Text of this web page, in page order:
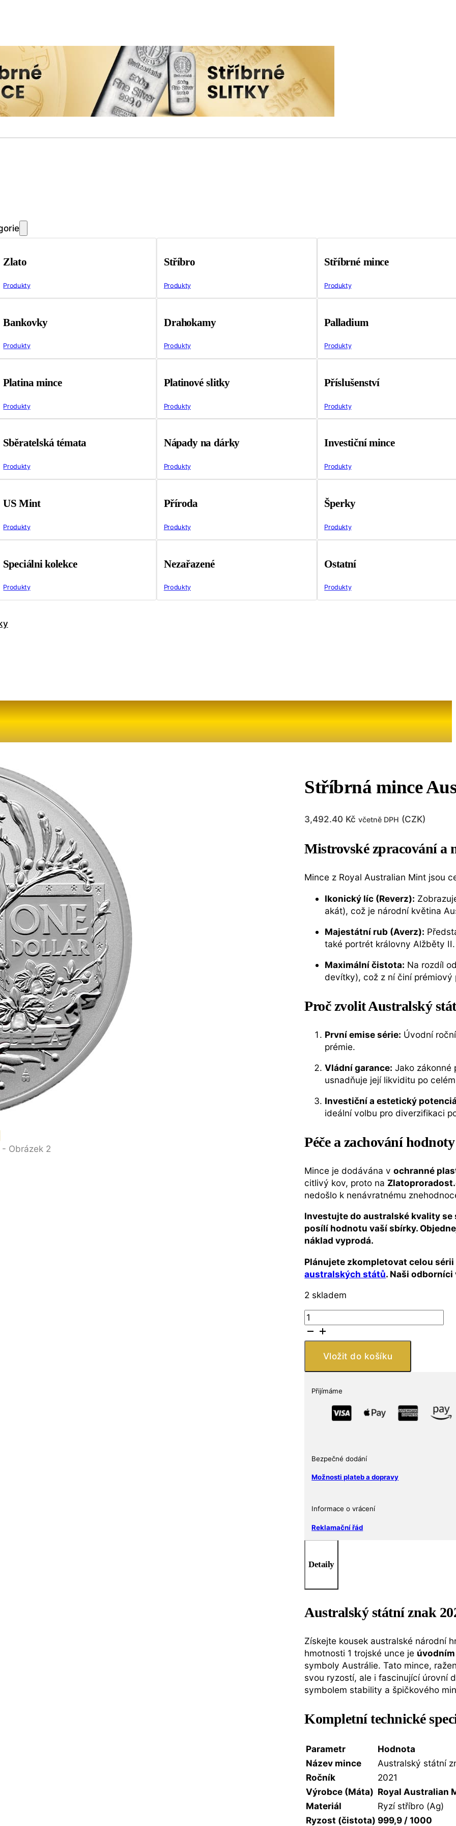
Zlato
Produkty
Stříbro
Produkty
Stříbrné mince
Produkty
Bankovky
Produkty
Drahokamy
Produkty
Palladium
Produkty
Platina mince
Produkty
Platinové slitky
Produkty
Příslušenství
Produkty
Sběratelská témata
Produkty
Nápady na dárky
Produkty
Investiční mince
Produkty
US Mint
Produkty
Příroda
Produkty
Šperky
Produkty
Speciálni kolekce
Produkty
Nezařazené
Produkty
Ostatní
Produkty
Stříbrná mince
3,492.40 Kč včetně DPH (CZK)
Mistrovské zpracování a
Mince z Royal Australian Mint jsou
Ikonický líc (Reverz):
akát), což je národní květina
Majestátní rub (Averz):
také portrét královny Alžběty
Maximální čistota: Na rozdíl
devítky), což z ní činí
Proč zvolit Australský
První emise série: Úvodní
prémie.
Vládní garance: Jako zákonné
usnadňuje její likviditu po
Investiční a estetický
ideální volbu pro diverzifikaci
Péče a zachování hodnoty
Mince je dodávána vochranné
citlivý kov, proto na
nedošlo k nenávratnému
Investujte do australské kvality
posílí hodnotu vaší sbírky.
náklad vyprodá.
Plánujete zkompletovat celou
australských států. Naši
2 skladem
Stříbrná
mince
Australský
státní
oz
množství
Vložit do košíku
Přijímáme
Bezpečné dodání
Možnosti plateb a dopravy
Informace o vrácení
Reklamační řád
Detaily
Australský státní znak
Získejte kousek australské národní
hmotnosti 1 trojské unce je
symboly Austrálie. Tato mince,
svou ryzostí, ale i fascinující úrovní
symbolem stability a špičkového
Kompletní technické
Parametr
Hodnota
Název mince
Australský státní
Ročník
2021
Výrobce (Máta) Royal Australian
Materiál
Ryzí stříbro (Ag)
Ryzost (čistota) 999,9 / 1000